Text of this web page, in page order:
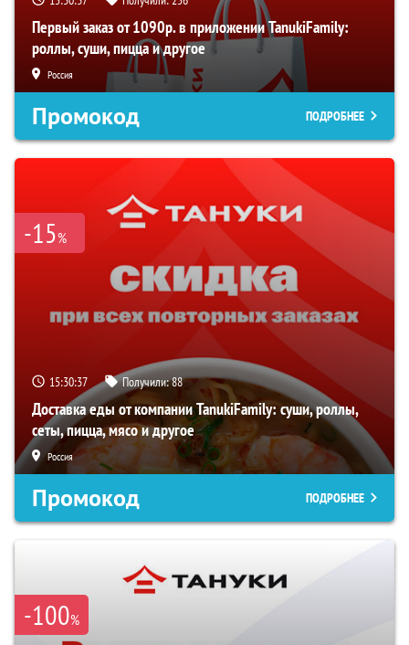
Первый заказ от 1090р. в приложении TanukiFamily:
роллы, суши, пицца и другое
Россия
Промокод ПОДРОБНЕЕ
-15%
15:30:36 Получили:88
Доставка еды от компании TanukiFamily: суши, роллы,
сеты, пицца, мясо и другое
Россия
Промокод ПОДРОБНЕЕ
-100%